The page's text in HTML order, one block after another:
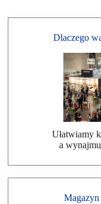
Dlaczego
Ułatwiamy
a